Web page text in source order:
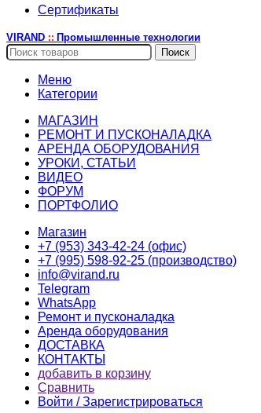
Сертификаты
VIRAND :: Промышленные технологии
Поиск
Меню
Категории
МАГАЗИН
РЕМОНТ И ПУСКОНАЛАДКА
АРЕНДА ОБОРУДОВАНИЯ
УРОКИ, СТАТЬИ
ВИДЕО
ФОРУМ
ПОРТФОЛИО
Магазин
+7 (953) 343-42-24 (офис)
+7 (995) 598-92-25 (производство)
info@virand.ru
Telegram
WhatsApp
Ремонт и пусконаладка
Аренда оборудования
ДОСТАВКА
КОНТАКТЫ
добавить в корзину
Сравнить
Войти / Зарегистрироваться